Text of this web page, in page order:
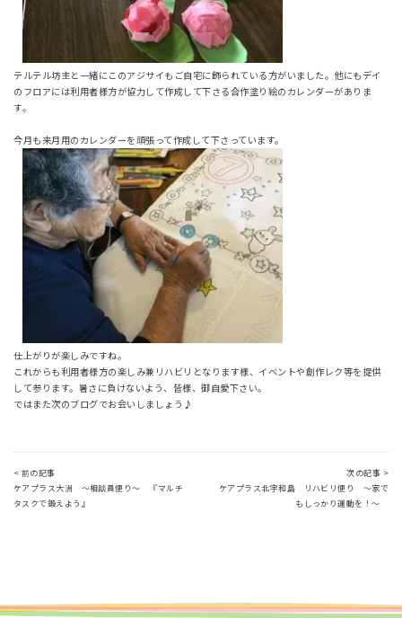
テルテル坊主と一緒にこのアジサイもご自宅に飾られている方がいました。他にもデイ
のフロアには利用者様方が協力して作成して下さる合作塗り絵のカレンダーがありま
す。
今月も来月用のカレンダーを頑張って作成して下さっています。
仕上がりが楽しみですね。
これからも利用者様方の楽しみ兼リハビリとなります様、イベントや創作レク等を提供
して参ります。暑さに負けないよう、皆様、御自愛下さい。
ではまた次のブログでお会いしましょう♪
< 前の記事
ケアプラス大洲 ～相談員便り～ 『マルチ
タスクで鍛えよう』
次の記事 >
ケアプラス北宇和島 リハビリ便り ～家で
もしっかり運動を！～